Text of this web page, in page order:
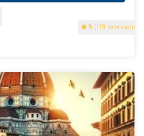
5 (118 recensioni)